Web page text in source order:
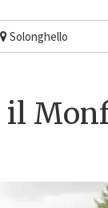
Solonghello